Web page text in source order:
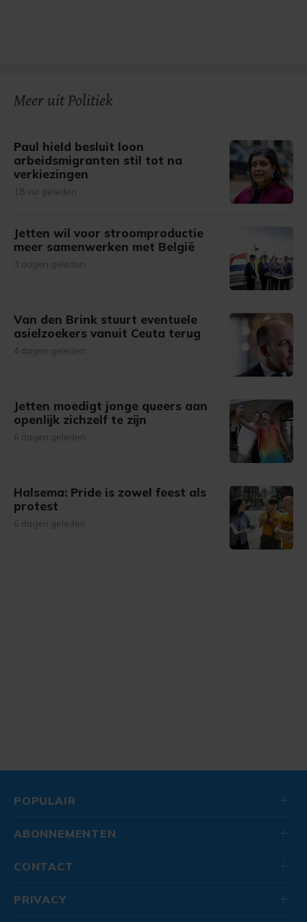
Meer uit Politiek
Paul hield besluit loon
arbeidsmigranten stil tot na
verkiezingen
18 uur geleden
Jetten wil voor stroomproductie
meer samenwerken met België
3 dagen geleden
Van den Brink stuurt eventuele
asielzoekers vanuit Ceuta terug
4 dagen geleden
Jetten moedigt jonge queers aan
openlijk zichzelf te zijn
6 dagen geleden
Halsema: Pride is zowel feest als
protest
6 dagen geleden
POPULAIR
ABONNEMENTEN
CONTACT
PRIVACY